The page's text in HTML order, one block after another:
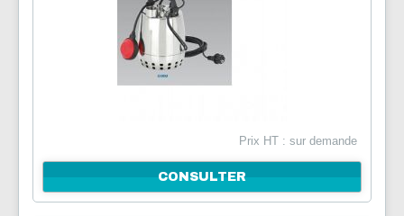
Prix HT : sur demande
CONSULTER